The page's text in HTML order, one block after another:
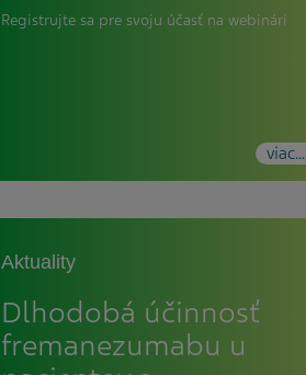
Registrujte sa pre svoju účasť na webinári
viac...
Aktuality
Dlhodobá účinnosť
fremanezumabu u